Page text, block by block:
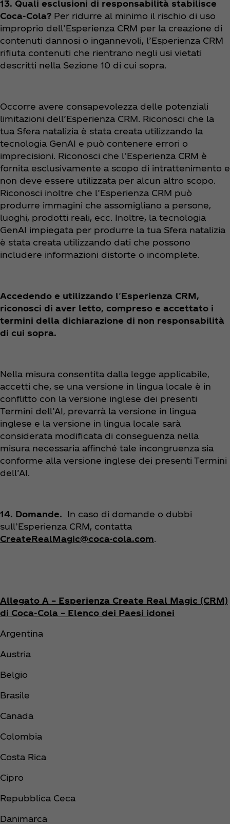
13. Quali esclusioni di responsabilità stabilisce
Coca‑Cola? Per ridurre al minimo il rischio di uso
improprio dell’Esperienza CRM per la creazione di
contenuti dannosi o ingannevoli, l’Esperienza CRM
rifiuta contenuti che rientrano negli usi vietati
descritti nella Sezione 10 di cui sopra.
Occorre avere consapevolezza delle potenziali
limitazioni dell’Esperienza CRM. Riconosci che la
tua Sfera natalizia è stata creata utilizzando la
tecnologia GenAI e può contenere errori o
imprecisioni. Riconosci che l’Esperienza CRM è
fornita esclusivamente a scopo di intrattenimento e
non deve essere utilizzata per alcun altro scopo.
Riconosci inoltre che l’Esperienza CRM può
produrre immagini che assomigliano a persone,
luoghi, prodotti reali, ecc. Inoltre, la tecnologia
GenAI impiegata per produrre la tua Sfera natalizia
è stata creata utilizzando dati che possono
includere informazioni distorte o incomplete.
Accedendo e utilizzando l’Esperienza CRM,
riconosci di aver letto, compreso e accettato i
termini della dichiarazione di non responsabilità
di cui sopra.
Nella misura consentita dalla legge applicabile,
accetti che, se una versione in lingua locale è in
conflitto con la versione inglese dei presenti
Termini dell’AI, prevarrà la versione in lingua
inglese e la versione in lingua locale sarà
considerata modificata di conseguenza nella
misura necessaria affinché tale incongruenza sia
conforme alla versione inglese dei presenti Termini
dell’AI.
14. Domande. In caso di domande o dubbi
sull’Esperienza CRM, contatta
CreateRealMagic@coca-cola.com.
Allegato A – Esperienza Create Real Magic (CRM)
di Coca‑Cola – Elenco dei Paesi idonei
Argentina
Austria
Belgio
Brasile
Canada
Colombia
Costa Rica
Cipro
Repubblica Ceca
Danimarca